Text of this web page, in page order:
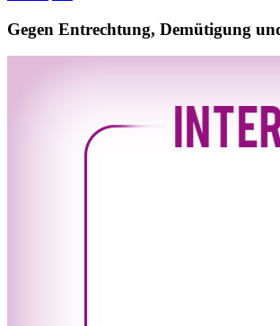
Gegen Entrechtung, Demütigung